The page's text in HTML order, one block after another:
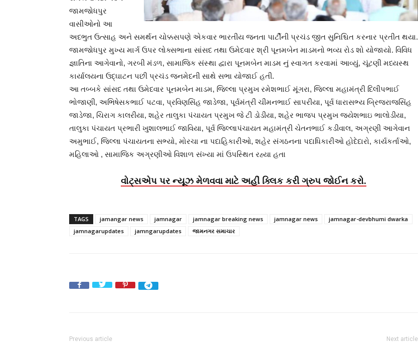
જામજોધપુર
વાસીઓનો આ
અદભુત ઉત્સાહ અને સમર્થન ચોક્કસપણે એકવાર ભારતીય જનતા પાર્ટીની પ્રચંડ જીત સુનિશ્ચિત કરનાર પ્રતીત થયા.
જામજોધપુર મુખ્ય માર્ગ ઉપર લોક્સભાના સાંસદ તથા ઉમેદવાર શ્રી પૂનમબેન માડમનો ભવ્ય રોડ શો યોજાયો. વિવિધ
જ્ઞાતિના આગેવાનો, ગરબી મંડળ, સામાજિક સંસ્થા દ્વારા પૂનમબેન માડમ નું સ્વાગત કરવામાં આવ્યું, ચૂંટણી મધ્યસ્થ
કાર્યાલયના ઉદ્ઘાટન પછી પ્રચંડ જનમેદની સાથે સભા યોજાઈ હતી.
આ તબ્બકે સાંસદ તથા ઉમેદવાર પૂનમબેન માડમ, જિલ્લા પ્રમુખ રમેશભાઈ મૂંગરા, જિલ્લા મહામંત્રી દિલીપભાઈ
ભોજાણી, અભિષેસકભાઈ પટવા, પ્રવિણસિંહ જાડેજા, પૂર્વમંત્રી ચીમનભાઈ સાપરીયા, પૂર્વ ધારાસભ્ય બ્રિજરાજસિંહ
જાડેજા, ચિરાગ કાલરીયા, શહેર તાલુકા પંચાયત પ્રમુખ જે ટી ડોડીયા, શહેર ભાજપ પ્રમુખ જયેશભાઇ ભાલોડીયા,
તાલુકા પંચાયત પ્રભારી ખુશાલભાઈ જાવિયા, પૂર્વ જિલ્લાપંચાયત મહામંત્રી ચેતનભાઈ કડીવાલ, અગ્રણી આગેવાન
અમુભાઈ, જિલ્લા પંચાયતના સભ્યો, મોરચા ના પદાહિકારીઓ, શહેર સંગઠનના પદાધિકારીઓ હોદેદારો, કાર્યકર્તાઓ,
મહિલાઓ , સામાજિક અગ્રણીઓ વિશાળ સંખ્યા માં ઉપસ્થિત રહ્યા હતા
વોટ્સએપ પર ન્યૂઝ મેળવવા માટે અહીં ક્લિક કરી ગ્રુપ જોઈન કરો.
TAGS jamangar news jamnagar jamnagar breaking news jamnagar news
jamnagar-devbhumi dwarka
jamnagarupdates
jamngarupdates જામનગર સમાચાર
Previous article Next article